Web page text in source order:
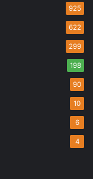
925
622
299
198
90
10
6
4